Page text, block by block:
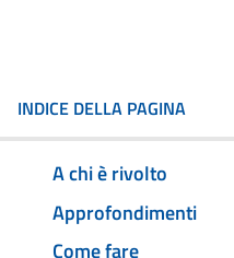
INDICE DELLA PAGINA
A chi è rivolto
Approfondimenti
Come fare